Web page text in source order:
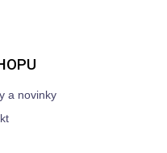
a novinky